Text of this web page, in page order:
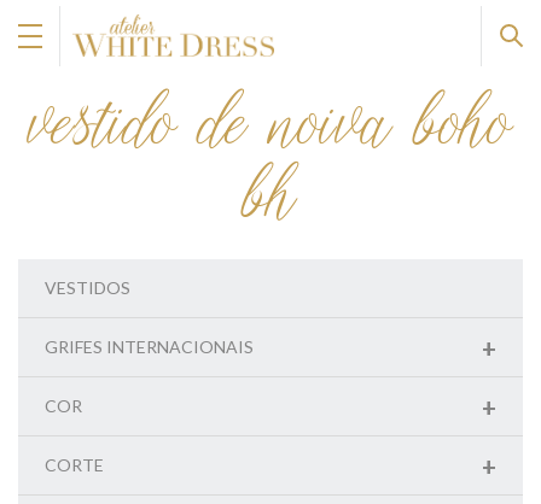
vestido de noiva boho
bh
VESTIDOS
+
GRIFES INTERNACIONAIS
+
COR
+
CORTE